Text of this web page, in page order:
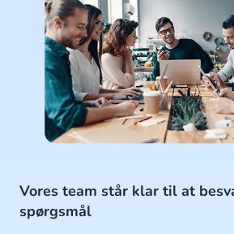
Vores team står klar til at
spørgsmål